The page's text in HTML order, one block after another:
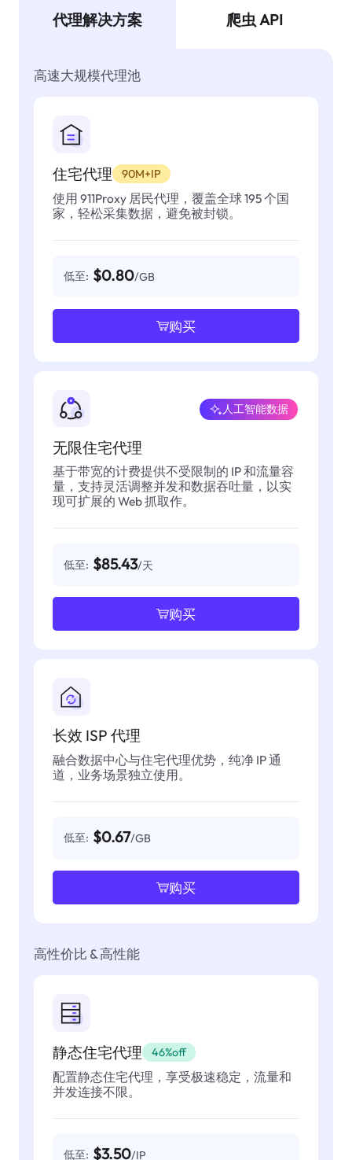
代理解决方案 爬虫 API
高速大规模代理池
住宅代理 90M+IP
使用 911Proxy 居民代理，覆盖全球 195 个国
家，轻松采集数据，避免被封锁。
低至: $0.80/GB
购买
无限住宅代理
人工智能数据
基于带宽的计费提供不受限制的 IP 和流量容
量，支持灵活调整并发和数据吞吐量，以实
现可扩展的 Web 抓取作。
低至: $85.43/天
购买
长效 ISP 代理
融合数据中心与住宅代理优势，纯净 IP 通
道，业务场景独立使用。
低至: $0.67/GB
购买
高性价比 & 高性能
静态住宅代理 46%off
配置静态住宅代理，享受极速稳定，流量和
并发连接不限。
低至: $3.50/IP